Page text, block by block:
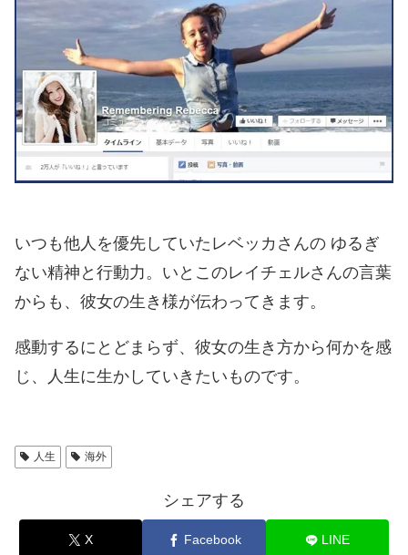
いつも他人を優先していたレベッカさんの ゆるぎ
ない精神と行動力。いとこのレイチェルさんの言葉
からも、彼女の生き様が伝わってきます。
感動するにとどまらず、彼女の生き方から何かを感
じ、人生に生かしていきたいものです。
人生 海外
シェアする
X Facebook LINE